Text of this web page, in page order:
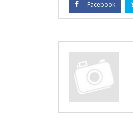
Facebook